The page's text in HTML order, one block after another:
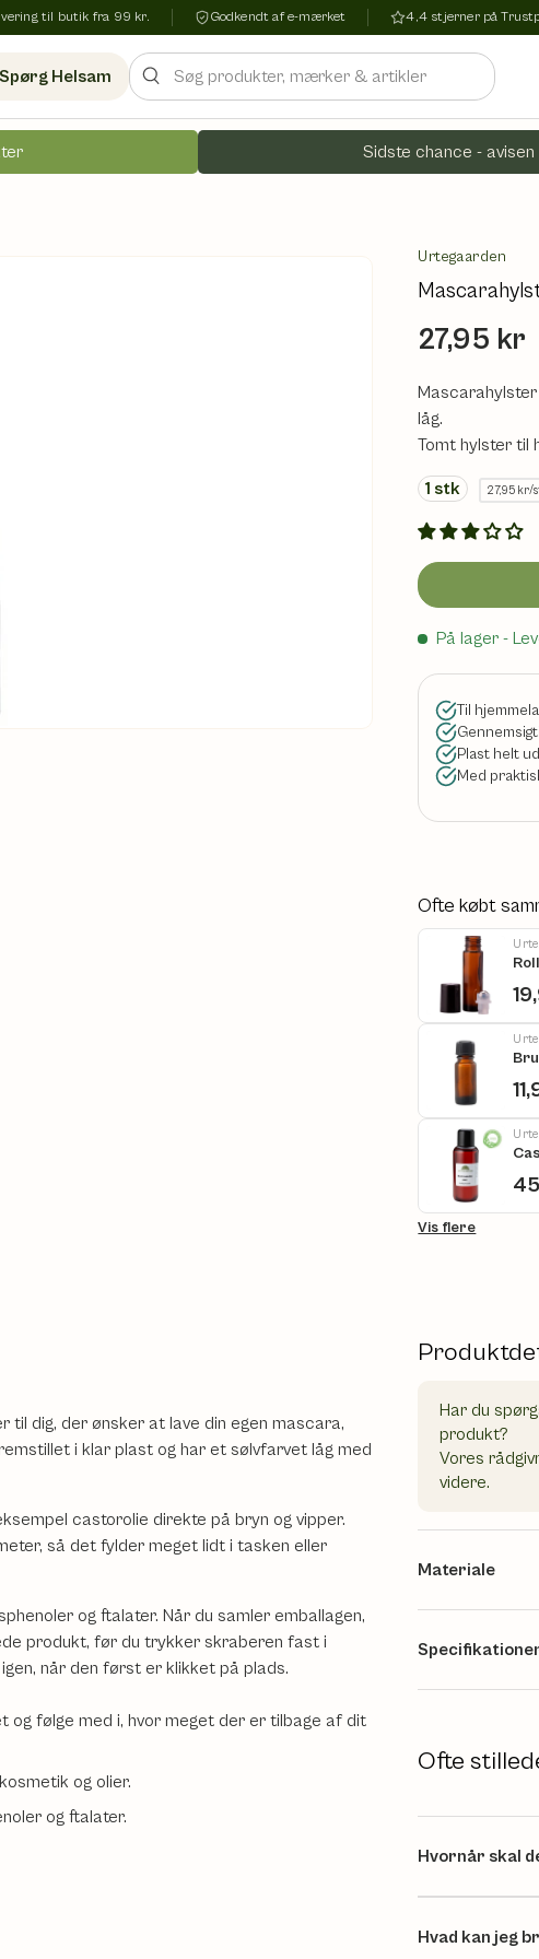
til butik fra 99 kr. Godkendt af e-mærket 4,4 stjerner på
Helsam
Søg
Sidste chance -
Urtegaarden
27,95 kr
låg.
Tomt hylster til
1 stk 27,95 kr/
På lager -
Til
Plast helt
Med
Ofte købt
Vis flere
dig, der ønsker at lave din egen mascara,
i klar plast og har et sølvfarvet låg med
castorolie direkte på bryn og vipper.
så det fylder meget lidt i tasken eller
og ftalater. Når du samler emballagen,
produkt, før du trykker skraberen fast i
når den først er klikket på plads.
og følge med i, hvor meget der er tilbage af dit
og olier.
og ftalater.
Har du
produkt?
Vores
videre.
Materiale
Ofte
Hvornår skal
Hvad kan jeg